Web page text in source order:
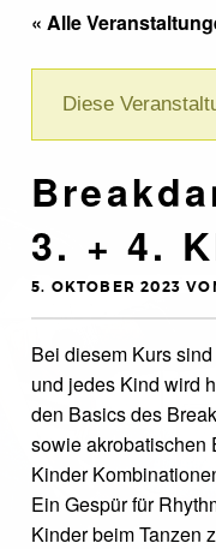
« Alle
Diese
3. + 4.
5. OKTOBER 2023
Bei diesem Kurs
und jedes Kind wird
den Basics des
sowie akrobatischen
Kinder
Ein Gespür für
Kinder beim Tanzen